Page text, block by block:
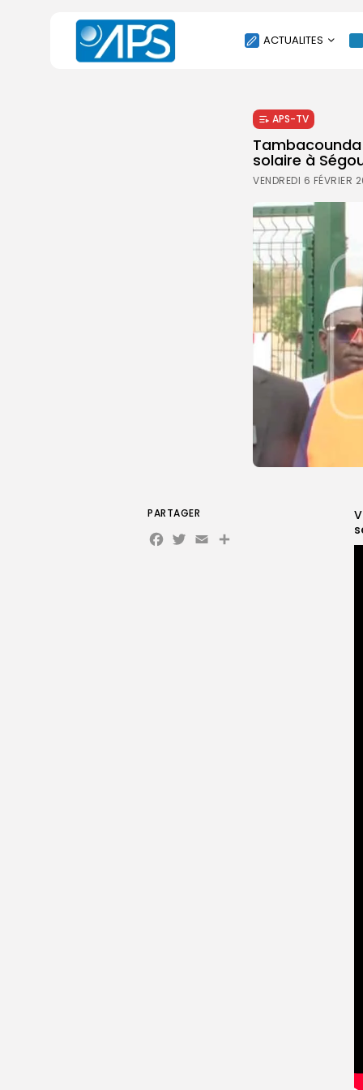
ACTUALITES
SOCIÉTÉ
ÉCONOMIE
CULTURE
ENVIRONNEMENT
INTERNATIONAL
AGENDA
SANTE
APS-TV
solaire à
VENDREDI 6 FÉVRIER
PARTAGER
Facebook
Twitter
Email